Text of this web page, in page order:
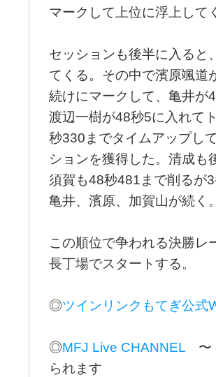
マークして上位に浮上して
セッションも後半に入ると
てくる。その中で濱原颯
続けにマークして、亀井が
渡辺一樹が48秒5に入れて
秒330までタイムアップし
ションを獲得した。清成
須賀も48秒481まで削るが
亀井、濱原、加賀山が続く
この順位で争われる決勝
長丁場でスタートする。
◎ツインリンクもてぎ公式
◎MFJ Live CHANNEL 〜
られます